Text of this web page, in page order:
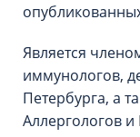
Является
иммунологов,
Петербурга, а
Аллергологов